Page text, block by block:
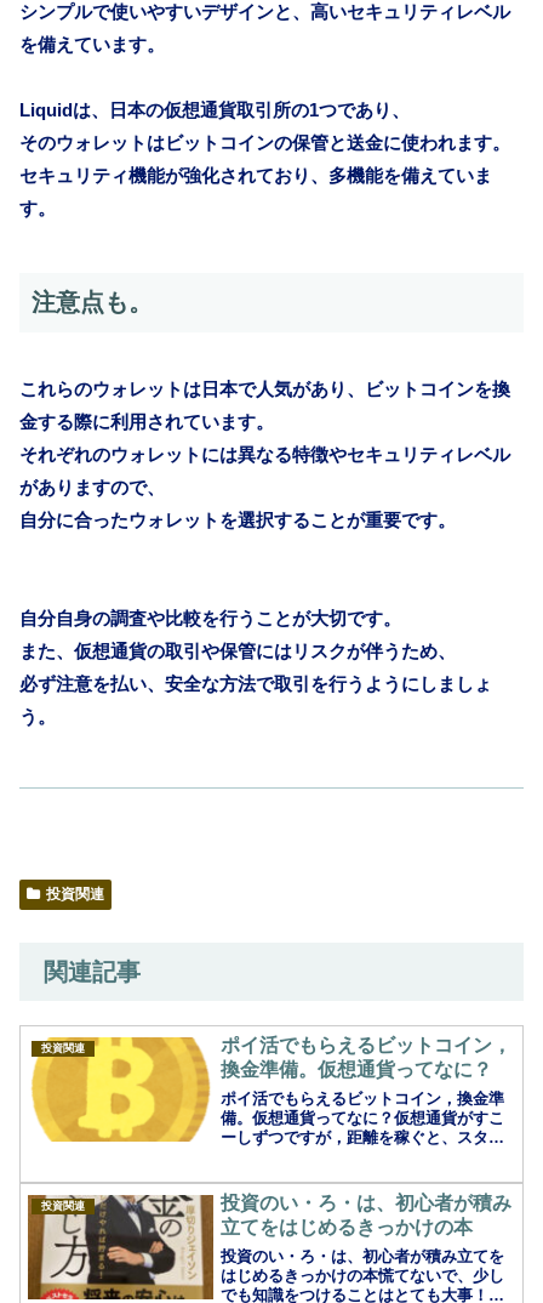
シンプルで使いやすいデザインと、高いセキュリティレベル
を備えています。
Liquidは、日本の仮想通貨取引所の1つであり、
そのウォレットはビットコインの保管と送金に使われます。
セキュリティ機能が強化されており、多機能を備えていま
す。
注意点も。
これらのウォレットは日本で人気があり、ビットコインを換
金する際に利用されています。
それぞれのウォレットには異なる特徴やセキュリティレベル
がありますので、
自分に合ったウォレットを選択することが重要です。
自分自身の調査や比較を行うことが大切です。
また、仮想通貨の取引や保管にはリスクが伴うため、
必ず注意を払い、安全な方法で取引を行うようにしましょ
う。
投資関連
関連記事
投資関連
ポイ活でもらえるビットコイン，
換金準備。仮想通貨ってなに？
ポイ活でもらえるビットコイン，換金準
備。仮想通貨ってなに？仮想通貨がすこ
ーしずつですが，距離を稼ぐと、スタン
で，関心の度合いが増している仮想通
貨。微々たるものでも、増え...
投資関連
投資のい・ろ・は、初心者が積み
立てをはじめるきっかけの本
投資のい・ろ・は、初心者が積み立てを
はじめるきっかけの本慌てないで、少し
でも知識をつけることはとても大事！積